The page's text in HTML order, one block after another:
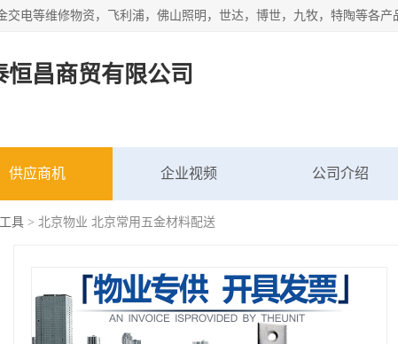
恒昌商贸有限公司
供应商机 企业视频 公司介绍
具 > 北京物业 北京常用五金材料配送